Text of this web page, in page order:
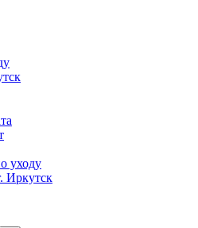
уходу
Иркутск